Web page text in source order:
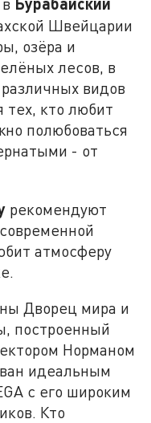
Швейцарии
озёра и
лесов, в
видов
кто любит
полюбоваться
- от
рекомендуют
атмосферу
Дворец мира и
построенный
Норманом
идеальным
с его широким
Кто